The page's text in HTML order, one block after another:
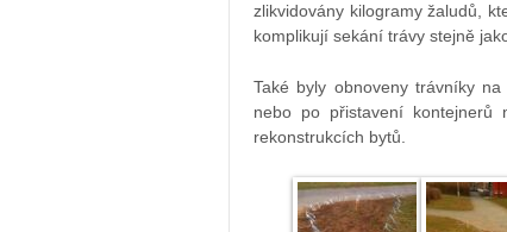
zlikvidovány kilogramy žaludů,
komplikují sekání trávy stejně
Také byly obnoveny trávníky
nebo po přistavení
rekonstrukcích bytů.